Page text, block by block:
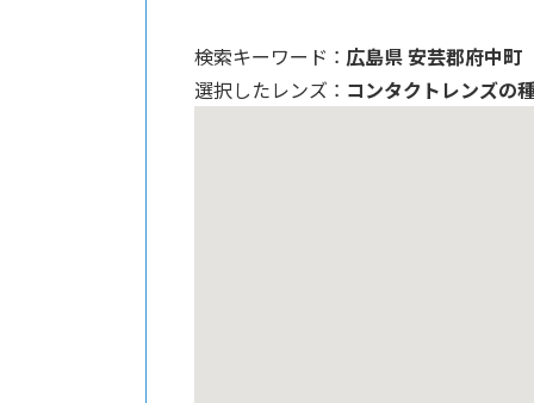
検索キーワード ： 広島県 安芸郡府中町
選択したレンズ ： コンタクトレンズの